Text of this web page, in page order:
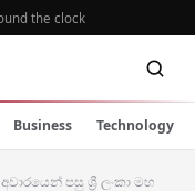
the clock
Business Technology
පසු ශ්‍රී ලංකා මහ